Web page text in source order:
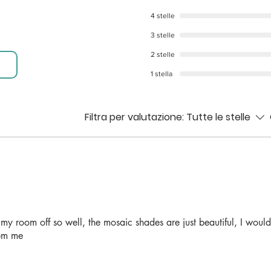
con perline in mosaico di vetro colorato.
in ufficio.
attraverso mosaici di vetro
Profondità: 14 pollici
4 stelle
3 stelle
2 stelle
1 stella
Filtra per valutazione: Tutte le stelle
room off so well, the mosaic shades are just beautiful, I
me